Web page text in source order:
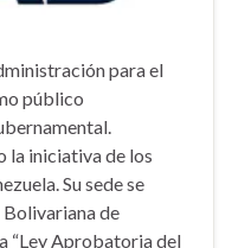
para el
público
la iniciativa de los
Su sede se
Bolivariana de
“Ley Aprobatoria del